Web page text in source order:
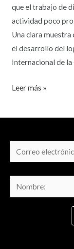
que el trabajo de
actividad poco
Una clara muestra
el desarrollo del
Internacional de
Leer más »